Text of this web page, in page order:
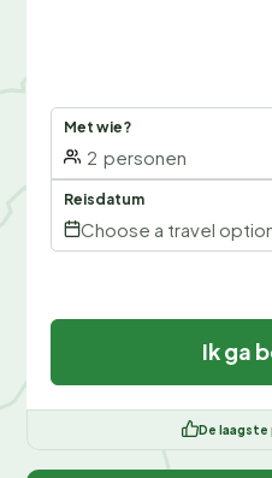
Met wie?
2 personen
Reisdatum
Choose a travel
Ik ga
De laagste